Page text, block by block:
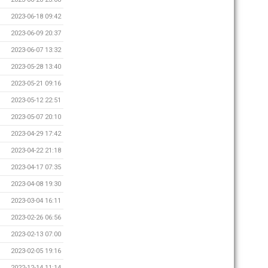
2023-06-18 09:42
2023-06-09 20:37
2023-06-07 13:32
2023-05-28 13:40
2023-05-21 09:16
2023-05-12 22:51
2023-05-07 20:10
2023-04-29 17:42
2023-04-22 21:18
2023-04-17 07:35
2023-04-08 19:30
2023-03-04 16:11
2023-02-26 06:56
2023-02-13 07:00
2023-02-05 19:16